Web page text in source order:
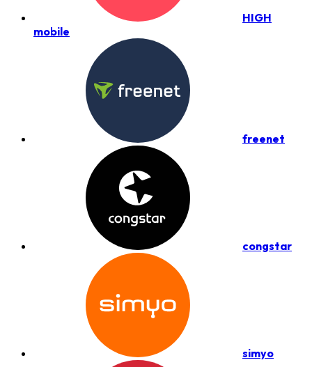
HIGH
mobile
freenet
congstar
simyo